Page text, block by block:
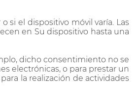
si el dispositivo móvil varía. Las
en Su dispositivo hasta una
dicho consentimiento no se
electrónicas, o para prestar un
la realización de actividades